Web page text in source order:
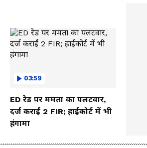
03:59
ED रेड पर ममता का पलटवार,
दर्ज कराईं 2 FIR; हाईकोर्ट में भी
हंगामा